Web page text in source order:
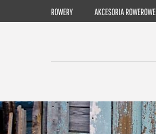
ROWERY AKCESORIA ROWEROWE